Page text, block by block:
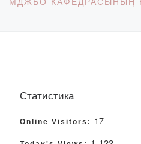
Статистика
Online Visitors: 17